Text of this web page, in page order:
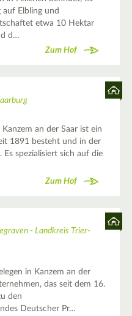
auf Elbling und
etwa 10 Hektar
d…
Zum Hof
an der Saar ist ein
1891 besteht und in der
spezialisiert sich auf die
Zum Hof
- Landkreis Trier-
in Kanzem an der
das seit dem 16.
den
Deutscher Pr…